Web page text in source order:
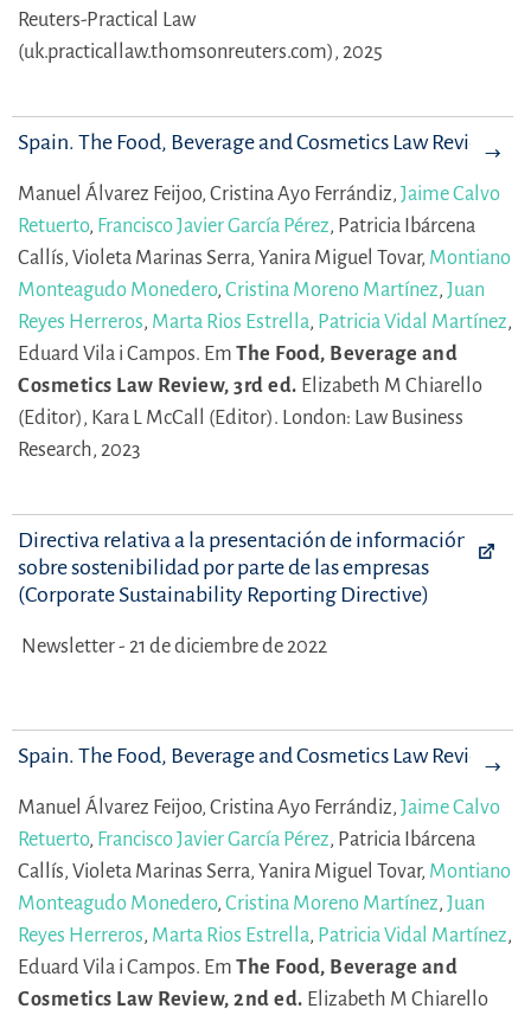
Reuters-Practical Law
(uk.practicallaw.thomsonreuters.com), 2025
Spain. The Food, Beverage and Cosmetics Law Review
Manuel Álvarez Feijoo, Cristina Ayo Ferrándiz, Jaime Calvo
Retuerto, Francisco Javier García Pérez, Patricia Ibárcena
Callís, Violeta Marinas Serra, Yanira Miguel Tovar, Montiano
Monteagudo Monedero, Cristina Moreno Martínez, Juan
Reyes Herreros, Marta Rios Estrella, Patricia Vidal Martínez,
Eduard Vila i Campos. Em The Food, Beverage and
Cosmetics Law Review, 3rd ed. Elizabeth M Chiarello
(Editor), Kara L McCall (Editor). London: Law Business
Research, 2023
Directiva relativa a la presentación de información
sobre sostenibilidad por parte de las empresas
(Corporate Sustainability Reporting Directive)
Newsletter - 21 de diciembre de 2022
Spain. The Food, Beverage and Cosmetics Law Review
Manuel Álvarez Feijoo, Cristina Ayo Ferrándiz, Jaime Calvo
Retuerto, Francisco Javier García Pérez, Patricia Ibárcena
Callís, Violeta Marinas Serra, Yanira Miguel Tovar, Montiano
Monteagudo Monedero, Cristina Moreno Martínez, Juan
Reyes Herreros, Marta Rios Estrella, Patricia Vidal Martínez,
Eduard Vila i Campos. Em The Food, Beverage and
Cosmetics Law Review, 2nd ed. Elizabeth M Chiarello